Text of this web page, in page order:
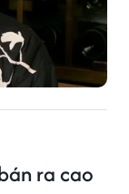
ra cao